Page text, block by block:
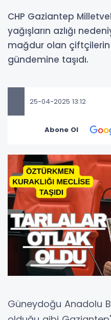
CHP Gaziantep
yağışların azlığı
mağdur olan çiftçilerin
gündemine taşıdı.
25-04-2025 13:12
Abone Ol
Güneydoğu Anadolu